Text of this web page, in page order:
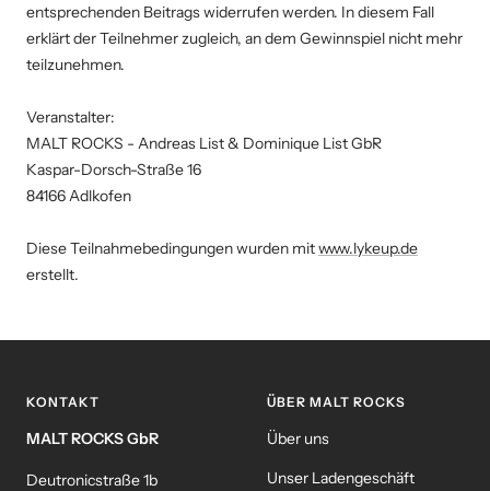
entsprechenden Beitrags widerrufen werden. In diesem Fall
erklärt der Teilnehmer zugleich, an dem Gewinnspiel nicht mehr
teilzunehmen.
Veranstalter:
MALT ROCKS - Andreas List & Dominique List GbR
Kaspar-Dorsch-Straße 16
84166 Adlkofen
Diese Teilnahmebedingungen wurden mitwww.lykeup.de
erstellt.
KONTAKT
MALT ROCKS GbR
Deutronicstraße 1b
ÜBER MALT ROCKS
Über uns
Unser Ladengeschäft